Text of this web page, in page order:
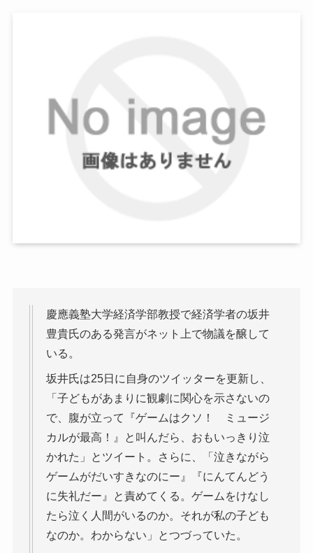
慶應義塾大学経済学部教授で経済学者の坂井
豊貴氏のある発言がネット上で物議を醸して
いる。
坂井氏は25日に自身のツイッターを更新し、
「子どもがあまりに観劇に関心を示さないの
で、腹が立って『ゲームはクソ！ ミュージ
カルが最高！』と叫んだら、おもいっきり泣
かれた」とツイート。さらに、「泣きながら
ゲームがだいすきなのにー』『にんてんどう
に失礼だー』と責めてくる。ゲームをけなし
たら泣く人間がいるのか。それが私の子ども
なのか。わからない」とつづっていた。